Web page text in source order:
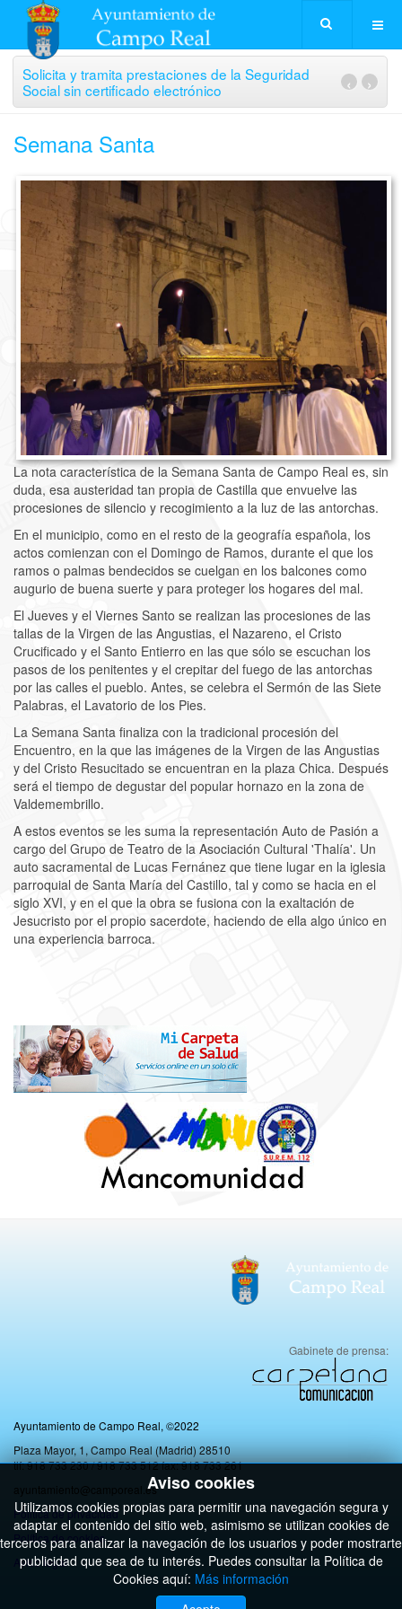
Solicita y tramita prestaciones de la Seguridad
Social sin certificado electrónico
›
‹
Semana Santa
La nota característica de la Semana Santa de Campo Real es, sin
duda, esa austeridad tan propia de Castilla que envuelve las
procesiones de silencio y recogimiento a la luz de las antorchas.
En el municipio, como en el resto de la geografía española, los
actos comienzan con el Domingo de Ramos, durante el que los
ramos o palmas bendecidos se cuelgan en los balcones como
augurio de buena suerte y para proteger los hogares del mal.
El Jueves y el Viernes Santo se realizan las procesiones de las
tallas de la Virgen de las Angustias, el Nazareno, el Cristo
Crucificado y el Santo Entierro en las que sólo se escuchan los
pasos de los penitentes y el crepitar del fuego de las antorchas
por las calles el pueblo. Antes, se celebra el Sermón de las Siete
Palabras, el Lavatorio de los Pies.
La Semana Santa finaliza con la tradicional procesión del
Encuentro, en la que las imágenes de la Virgen de las Angustias
y del Cristo Resucitado se encuentran en la plaza Chica. Después
será el tiempo de degustar del popular hornazo en la zona de
Valdemembrillo.
A estos eventos se les suma la representación Auto de Pasión a
cargo del Grupo de Teatro de la Asociación Cultural 'Thalía'. Un
auto sacramental de Lucas Fernánez que tiene lugar en la iglesia
parroquial de Santa María del Castillo, tal y como se hacia en el
siglo XVI, y en el que la obra se fusiona con la exaltación de
Jesucristo por el propio sacerdote, haciendo de ella algo único en
una experiencia barroca.
Aviso cookies
Utilizamos cookies propias para permitir una navegación segura y
adaptar el contenido del sitio web, asimismo se utilizan cookies de
terceros para analizar la navegación de los usuarios y poder mostrarte
publicidad que sea de tu interés. Puedes consultar la Política de
Cookies aquí: Más información
Gabinete de prensa:
Ayuntamiento de Campo Real, ©2022
Plaza Mayor, 1, Campo Real (Madrid) 28510
tlf: 918 733 230 / 918 733 512 fax: 918 733 261
ayuntamiento@camporeal.es
Politica de privacidad
Política de cookies
Aviso legal